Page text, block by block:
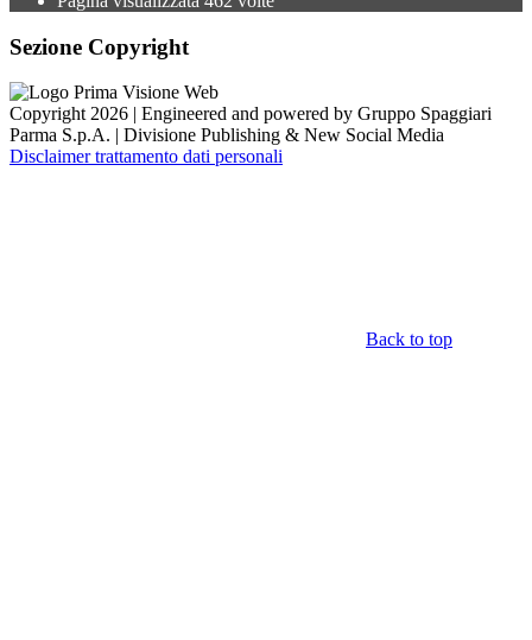
Sezione Copyright
Copyright 2026 | Engineered and powered by Gruppo Spaggiari
Parma S.p.A. | Divisione Publishing & New Social Media
Disclaimer trattamento dati personali
Back to top